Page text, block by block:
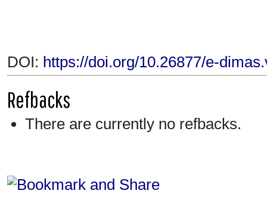
DOI: https://doi.org/10.26877/e-
Refbacks
There are currently no refbacks.